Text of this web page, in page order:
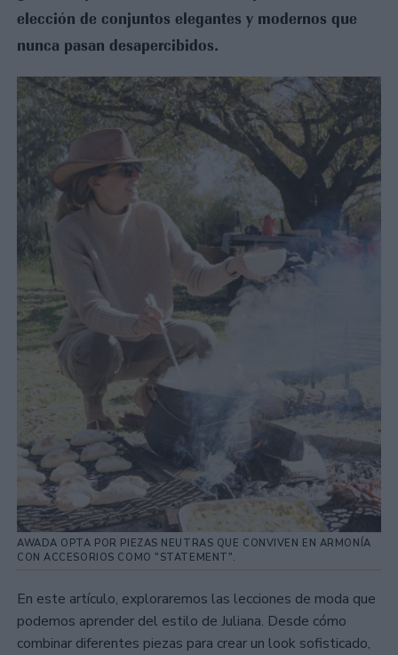
elección de conjuntos elegantes y modernos que
nunca pasan desapercibidos.
AWADA OPTA POR PIEZAS NEUTRAS QUE CONVIVEN EN ARMONÍA
CON ACCESORIOS COMO "STATEMENT".
En este artículo, exploraremos las lecciones de moda que
podemos aprender del estilo de Juliana. Desde cómo
combinar diferentes piezas para crear un look sofisticado,